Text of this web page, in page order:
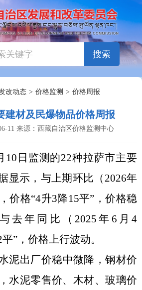
搜索
改动态 > 价格监测 > 价格周报
建材及民爆物品价格周报
11 来源： 西藏自治区价格监测中心
10日 监测的22种拉萨市主要
显示，与上期环比（ 2026年
价格“4升3降15平”，价格稳
与去年同比（ 2025年6月4
” ，价格上行波动。
泥出厂价稳中微降，钢材价
水泥零售价、木材、玻璃价